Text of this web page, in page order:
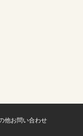
他お問い合わせ